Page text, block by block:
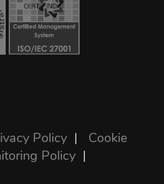
Policy | Cookie
Policy |